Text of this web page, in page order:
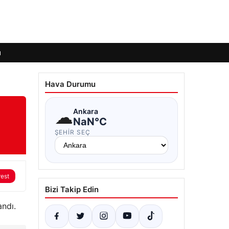
Hava Durumu
☁Ankara
NaN°C
ŞEHIR SEÇ
Bizi Takip Edin